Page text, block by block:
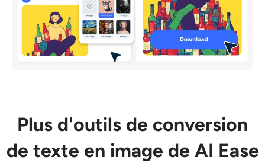
Plus d'outils de conversion
de texte en image de AI Ease